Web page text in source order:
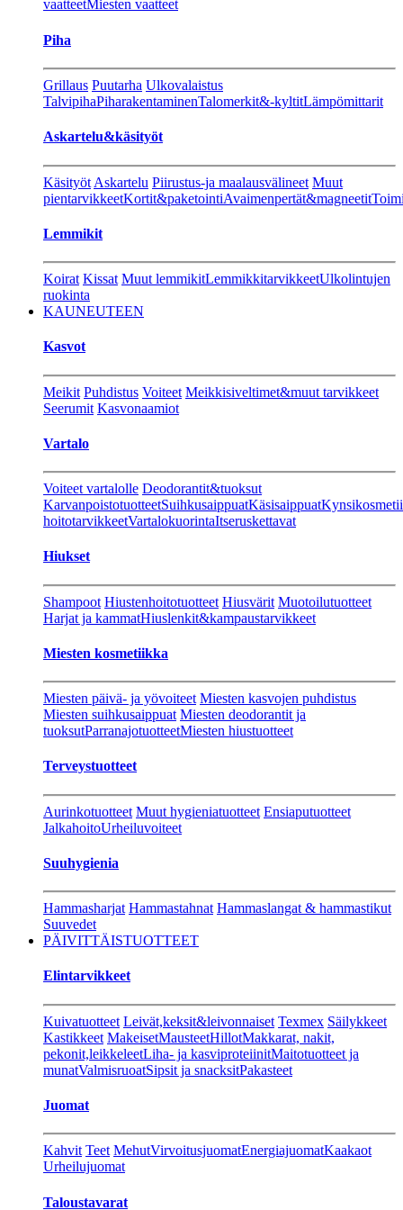
vaatteetMiesten vaatteet
Piha
Grillaus Puutarha Ulkovalaistus
TalvipihaPiharakentaminenTalomerkit&-kyltitLämpömittarit
Askartelu&käsityöt
Käsityöt Askartelu Piirustus-ja maalausvälineet Muut
pientarvikkeetKortit&paketointiAvaimenpertät&magneetit
Lemmikit
Koirat Kissat Muut lemmikitLemmikkitarvikkeetUlkolintujen
ruokinta
KAUNEUTEEN
Kasvot
Meikit Puhdistus Voiteet Meikkisiveltimet&muut tarvikkeet
Seerumit Kasvonaamiot
Vartalo
Voiteet vartalolle Deodorantit&tuoksut
KarvanpoistotuotteetSuihkusaippuatKäsisaippuat
hoitotarvikkeetVartalokuorintaItseruskettavat
Hiukset
Shampoot Hiustenhoitotuotteet Hiusvärit Muotoilutuotteet
Harjat ja kammatHiuslenkit&kampaustarvikkeet
Miesten kosmetiikka
Miesten päivä- ja yövoiteet Miesten kasvojen puhdistus
Miesten suihkusaippuat Miesten deodorantit ja
tuoksutParranajotuotteetMiesten hiustuotteet
Terveystuotteet
Aurinkotuotteet Muut hygieniatuotteet Ensiaputuotteet
JalkahoitoUrheiluvoiteet
Suuhygienia
Hammasharjat Hammastahnat Hammaslangat & hammastikut
Suuvedet
PÄIVITTÄISTUOTTEET
Elintarvikkeet
Kuivatuotteet Leivät,keksit&leivonnaiset Texmex Säilykkeet
Kastikkeet MakeisetMausteetHillotMakkarat, nakit,
pekonit,leikkeleetLiha- ja kasviproteiinitMaitotuotteet ja
munatValmisruoatSipsit ja snacksitPakasteet
Juomat
Kahvit Teet MehutVirvoitusjuomatEnergiajuomatKaakaot
Urheilujuomat
Taloustavarat